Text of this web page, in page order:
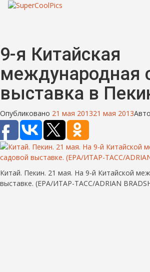
9-я Китайская
международная
выставка в
Опубликовано 21 мая 201321 мая 2013
Китай. Пекин. 21 мая. На 9-й Китайской
выставке. (EPA/ИТАР-ТАСС/ADRIAN